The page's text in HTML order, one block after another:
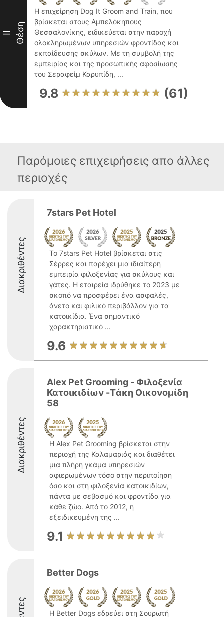
II Θέση
Η επιχείρηση Dog It Groom and Train, που
βρίσκεται στους Αμπελόκηπους
Θεσσαλονίκης, ειδικεύεται στην παροχή
ολοκληρωμένων υπηρεσιών φροντίδας και
εκπαίδευσης σκύλων. Με τη συμβολή της
εμπειρίας και της προσωπικής αφοσίωσης
του Σεραφείμ Καρυπίδη, ...
9.8 (61)
Παρόμοιες επιχειρήσεις απο άλλες
περιοχές
Διακριθέντες
7stars Pet Hotel
Το 7stars Pet Hotel βρίσκεται στις
Σέρρες και παρέχει μια ιδιαίτερη
εμπειρία φιλοξενίας για σκύλους και
γάτες. Η εταιρεία ιδρύθηκε το 2023 με
σκοπό να προσφέρει ένα ασφαλές,
άνετο και φιλικό περιβάλλον για τα
κατοικίδια. Ένα σημαντικό
χαρακτηριστικό ...
9.6
Διακριθέντες
Alex Pet Grooming - Φιλοξενία
Κατοικιδίων -Tάκη Οικονομίδη
58
Η Alex Pet Grooming βρίσκεται στην
περιοχή της Καλαμαριάς και διαθέτει
μια πλήρη γκάμα υπηρεσιών
αφιερωμένων τόσο στην περιποίηση
όσο και στη φιλοξενία κατοικιδίων,
πάντα με σεβασμό και φροντίδα για
κάθε ζώο. Από το 2012, η
εξειδικευμένη της ...
9.1
Better Dogs
Η Better Dogs εδρεύει στη Σουρωτή